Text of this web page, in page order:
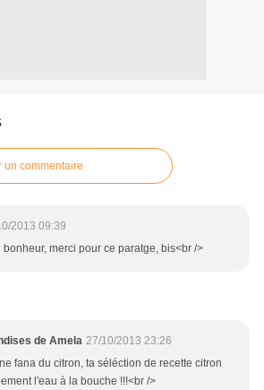
un commentaire
2013 09:39
bonheur, merci pour ce paratge, bis<br />
de Amela 27/10/2013 23:26
fana du citron, ta séléction de recette citron
l'eau à la bouche !!!<br />